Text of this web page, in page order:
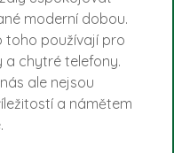
moderní dobou.
toho používají pro
a chytré telefony.
ale nejsou
a námětem